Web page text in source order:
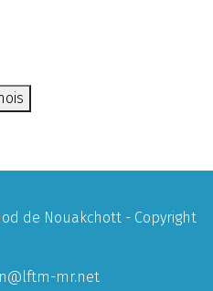
de Nouakchott - Copyright
mr.net